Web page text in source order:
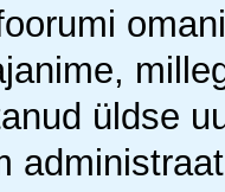
üldse